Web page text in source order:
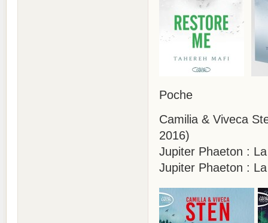
Poche
Camilia & Viveca
2016)
Jupiter Phaeton :
Jupiter Phaeton :